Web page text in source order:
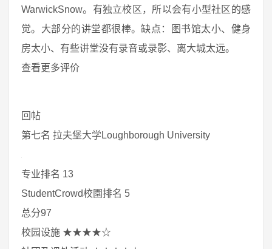
WarwickSnow。有独立校区，所以会有小型社区的感
觉。大部分的讲堂都很棒。缺点：图书馆太小、健身
房太小、有些讲堂没有录音或录影、离大城太远。
查看更多评价
回帖
第七名 拉夫堡大学Loughborough University
专业排名 13
StudentCrowd校園排名 5
总分97
校园设施 ★★★★☆